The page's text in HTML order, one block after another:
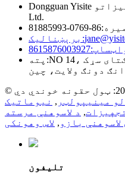
Dongguan Yisite میخانیکي اتومات تجهیزاتو Co.,
Ltd.
86-0769-81885993
برېښناليک:
8615876003927
پته:NO 14، د کانګتای سړک Xianxi ټولنه، چانګان
دونګ ولایت، چین
مینیپولټر , نیوماتیک
, د لاسوهنې مرسته
بازو , لاس وهونکی
تلیفون